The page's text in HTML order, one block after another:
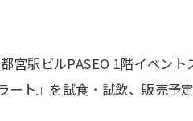
宮駅ビルPASEO 1階イベン
ート』を試食・試飲、販売予